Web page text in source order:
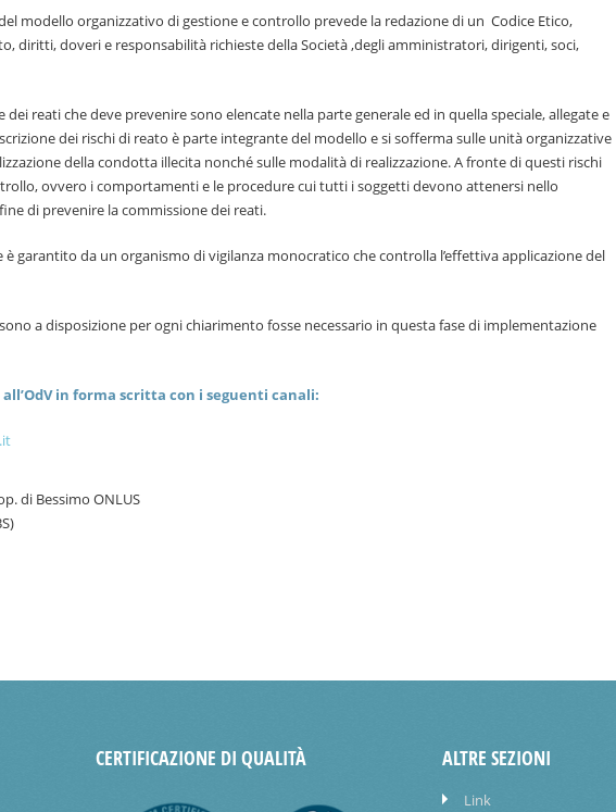
modello organizzativo di gestione e controllo prevede la redazione di un Codice Etico,
diritti, doveri e responsabilità richieste della Società ,degli amministratori, dirigenti, soci,
dei reati che deve prevenire sono elencate nella parte generale ed in quella speciale, allegate e
dei rischi di reato è parte integrante del modello e si sofferma sulle unità organizzative
della condotta illecita nonché sulle modalità di realizzazione. A fronte di questi rischi
ovvero i comportamenti e le procedure cui tutti i soggetti devono attenersi nello
di prevenire la commissione dei reati.
garantito da un organismo di vigilanza monocratico che controlla l’effettiva applicazione del
a disposizione per ogni chiarimento fosse necessario in questa fase di implementazione
in forma scritta con i seguenti canali:
di Bessimo ONLUS
CERTIFICAZIONE DI QUALITÀ ALTRE SEZIONI
Link